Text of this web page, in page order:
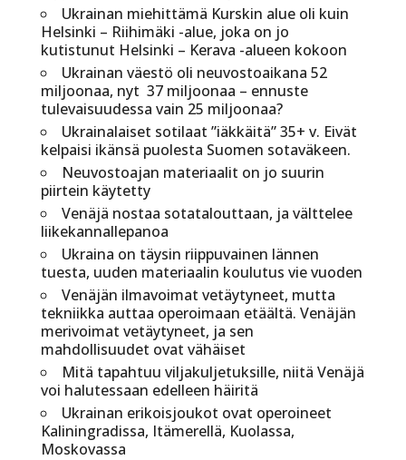
Ukrainan miehittämä Kurskin alue oli kuin
Helsinki – Riihimäki -alue, joka on jo
kutistunut Helsinki – Kerava -alueen kokoon
Ukrainan väestö oli neuvostoaikana 52
miljoonaa, nyt 37 miljoonaa – ennuste
tulevaisuudessa vain 25 miljoonaa?
Ukrainalaiset sotilaat ”iäkkäitä” 35+ v. Eivät
kelpaisi ikänsä puolesta Suomen sotaväkeen.
Neuvostoajan materiaalit on jo suurin
piirtein käytetty
Venäjä nostaa sotatalouttaan, ja välttelee
liikekannallepanoa
Ukraina on täysin riippuvainen lännen
tuesta, uuden materiaalin koulutus vie vuoden
Venäjän ilmavoimat vetäytyneet, mutta
tekniikka auttaa operoimaan etäältä. Venäjän
merivoimat vetäytyneet, ja sen
mahdollisuudet ovat vähäiset
Mitä tapahtuu viljakuljetuksille, niitä Venäjä
voi halutessaan edelleen häiritä
Ukrainan erikoisjoukot ovat operoineet
Kaliningradissa, Itämerellä, Kuolassa,
Moskovassa